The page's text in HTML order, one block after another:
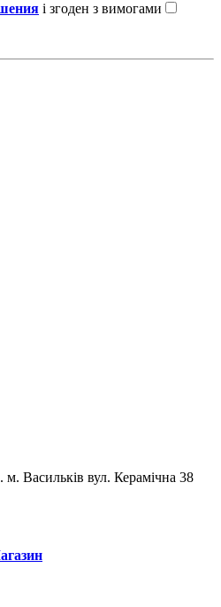
і згоден з вимогами
м. Васильків вул. Керамічна 38